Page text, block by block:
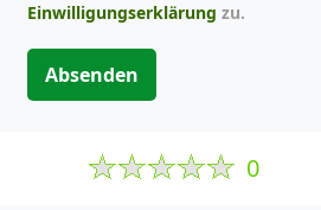
Einwilligungserklärung zu.
Absenden
0